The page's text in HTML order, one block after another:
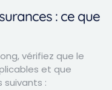
: ce que
vérifiez que le
et que
suivants :